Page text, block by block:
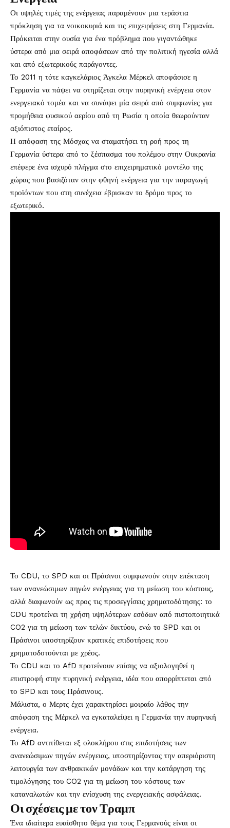
Οι υψηλές τιμές της ενέργειας παραμένουν μια τεράστια
πρόκληση για τα νοικοκυριά και τις επιχειρήσεις στη Γερμανία.
Πρόκειται στην ουσία για ένα πρόβλημα που γιγαντώθηκε
ύστερα από μια σειρά αποφάσεων από την πολιτική ηγεσία αλλά
και από εξωτερικούς παράγοντες.
Το 2011 η τότε καγκελάριος Άγκελα Μέρκελ αποφάσισε η
Γερμανία να πάψει να στηρίζεται στην πυρηνική ενέργεια στον
ενεργειακό τομέα και να συνάψει μία σειρά από συμφωνίες για
προμήθεια φυσικού αερίου από τη Ρωσία η οποία θεωρούνταν
αξιόπιστος εταίρος.
Η απόφαση της Μόσχας να σταματήσει τη ροή προς τη
Γερμανία ύστερα από το ξέσπασμα του πολέμου στην Ουκρανία
επέφερε ένα ισχυρό πλήγμα στο επιχειρηματικό μοντέλο της
χώρας που βασιζόταν στην φθηνή ενέργεια για την παραγωγή
προϊόντων που στη συνέχεια έβρισκαν το δρόμο προς το
εξωτερικό.
Το CDU, το SPD και οι Πράσινοι συμφωνούν στην επέκταση
των ανανεώσιμων πηγών ενέργειας για τη μείωση του κόστους,
αλλά διαφωνούν ως προς τις προσεγγίσεις χρηματοδότησης: το
CDU προτείνει τη χρήση υψηλότερων εσόδων από πιστοποιητικά
CO2 για τη μείωση των τελών δικτύου, ενώ το SPD και οι
Πράσινοι υποστηρίζουν κρατικές επιδοτήσεις που
χρηματοδοτούνται με χρέος.
Το CDU και το AfD προτείνουν επίσης να αξιολογηθεί η
επιστροφή στην πυρηνική ενέργεια, ιδέα που απορρίπτεται από
το SPD και τους Πράσινους.
Μάλιστα, ο Μερτς έχει χαρακτηρίσει μοιραίο λάθος την
απόφαση της Μέρκελ να εγκαταλείψει η Γερμανία την πυρηνική
ενέργεια.
Το AfD αντιτίθεται εξ ολοκλήρου στις επιδοτήσεις των
ανανεώσιμων πηγών ενέργειας, υποστηρίζοντας την απεριόριστη
λειτουργία των ανθρακικών μονάδων και την κατάργηση της
τιμολόγησης του CO2 για τη μείωση του κόστους των
καταναλωτών και την ενίσχυση της ενεργειακής ασφάλειας.
Οι σχέσεις με τον Τραμπ
Ένα ιδιαίτερα ευαίσθητο θέμα για τους Γερμανούς είναι οι